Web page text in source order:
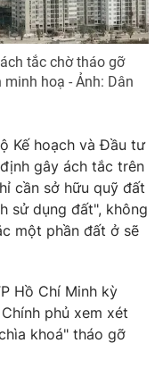
video
thao
sản
Việt
bằng AI
tắc chờ tháo gỡ
hoạ - Ảnh: Dân
Kế hoạch và Đầu tư
gây ách tắc trên
cần sở hữu quỹ đất
sử dụng đất", không
một phần đất ở sẽ
Hồ Chí Minh kỳ
phủ xem xét
khoá" tháo gỡ